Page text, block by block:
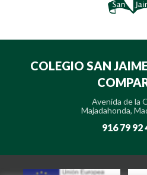
COLEGIO SAN
Avenida de la
Majadahonda,
916 79 92